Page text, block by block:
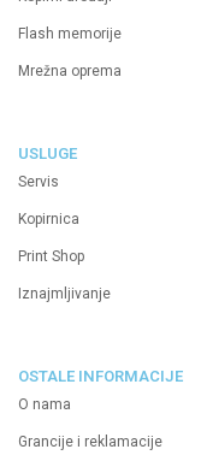
Flash memorije
Mrežna oprema
USLUGE
Servis
Kopirnica
Print Shop
Iznajmljivanje
OSTALE INFORMACIJE
O nama
Grancije i reklamacije